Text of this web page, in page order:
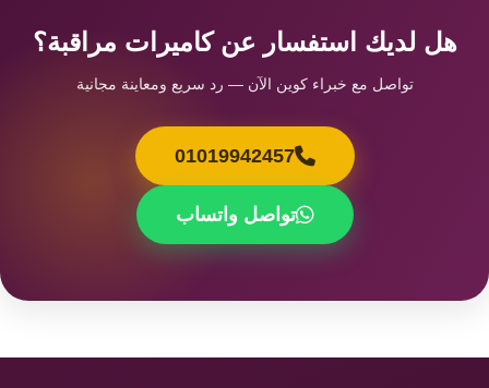
هل لديك استفسار عن كاميرات مراقبة؟
تواصل مع خبراء كوين الآن — رد سريع ومعاينة مجانية
01019942457
تواصل واتساب